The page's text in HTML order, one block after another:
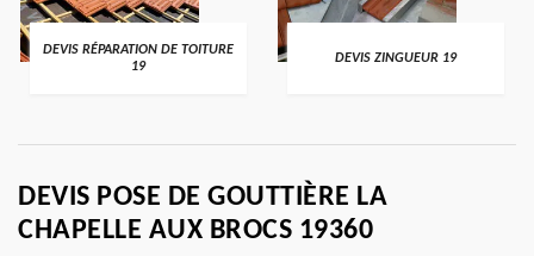
DEVIS RÉPARATION DE TOITURE
19
DEVIS ZINGUEUR 19
DEVIS POSE DE GOUTTIÈRE LA
CHAPELLE AUX BROCS 19360